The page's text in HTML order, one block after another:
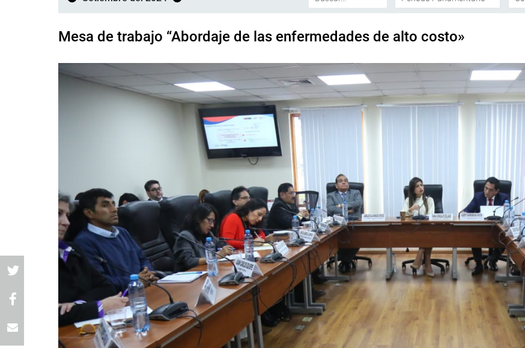
Mesa de trabajo “Abordaje de las enfermedades de alto costo»